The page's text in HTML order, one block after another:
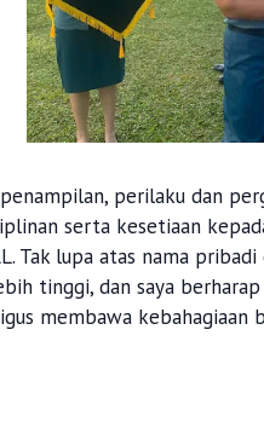
perilaku dan
serta kesetiaan
Tak lupa atas nama
tinggi, dan saya
membawa